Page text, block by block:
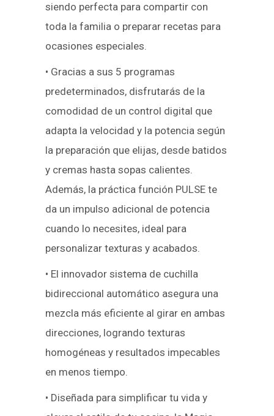
siendo perfecta para compartir con
toda la familia o preparar recetas para
ocasiones especiales.
• Gracias a sus 5 programas
predeterminados, disfrutarás de la
comodidad de un control digital que
adapta la velocidad y la potencia según
la preparación que elijas, desde batidos
y cremas hasta sopas calientes.
Además, la práctica función PULSE te
da un impulso adicional de potencia
cuando lo necesites, ideal para
personalizar texturas y acabados.
• El innovador sistema de cuchilla
bidireccional automático asegura una
mezcla más eficiente al girar en ambas
direcciones, logrando texturas
homogéneas y resultados impecables
en menos tiempo.
• Diseñada para simplificar tu vida y